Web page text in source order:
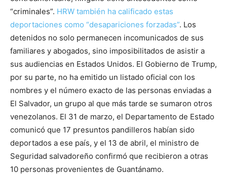
“criminales”. HRW también ha calificado estas
deportaciones como “desapariciones forzadas”. Los
detenidos no solo permanecen incomunicados de sus
familiares y abogados, sino imposibilitados de asistir a
sus audiencias en Estados Unidos. El Gobierno de Trump,
por su parte, no ha emitido un listado oficial con los
nombres y el número exacto de las personas enviadas a
El Salvador, un grupo al que más tarde se sumaron otros
venezolanos. El 31 de marzo, el Departamento de Estado
comunicó que 17 presuntos pandilleros habían sido
deportados a ese país, y el 13 de abril, el ministro de
Seguridad salvadoreño confirmó que recibieron a otras
10 personas provenientes de Guantánamo.